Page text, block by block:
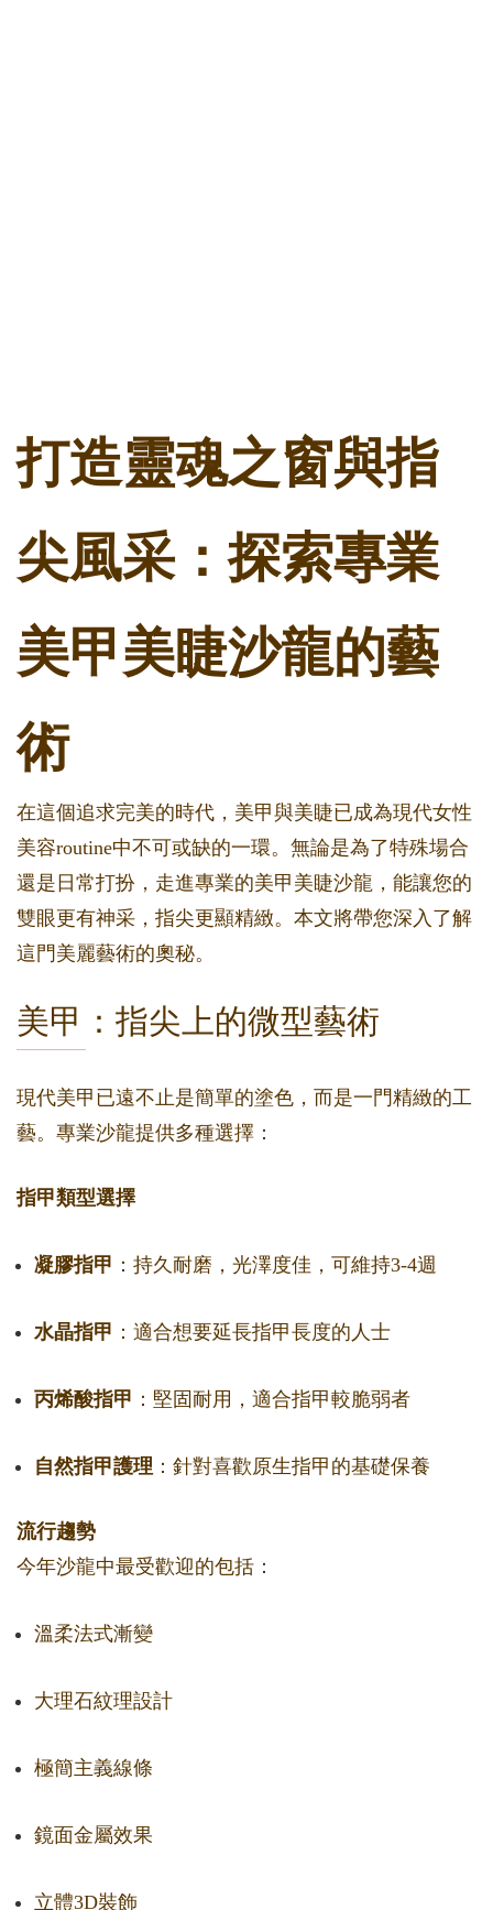
打造靈魂之窗與指
尖風采：探索專業
美甲美睫沙龍的藝
術
在這個追求完美的時代，美甲與美睫已成為現代女性
美容routine中不可或缺的一環。無論是為了特殊場合
還是日常打扮，走進專業的美甲美睫沙龍，能讓您的
雙眼更有神采，指尖更顯精緻。本文將帶您深入了解
這門美麗藝術的奧秘。
美甲：指尖上的微型藝術
現代美甲已遠不止是簡單的塗色，而是一門精緻的工
藝。專業沙龍提供多種選擇：
指甲類型選擇
凝膠指甲 ：持久耐磨，光澤度佳，可維持3-4週
水晶指甲 ：適合想要延長指甲長度的人士
丙烯酸指甲 ：堅固耐用，適合指甲較脆弱者
自然指甲護理 ：針對喜歡原生指甲的基礎保養
流行趨勢
今年沙龍中最受歡迎的包括：
溫柔法式漸變
大理石紋理設計
極簡主義線條
鏡面金屬效果
立體3D裝飾